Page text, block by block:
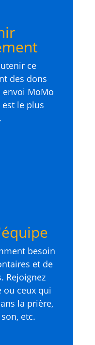
ce
des dons
envoi MoMo
est le plus
besoin
et de
Rejoignez
ou ceux qui
la prière,
etc.